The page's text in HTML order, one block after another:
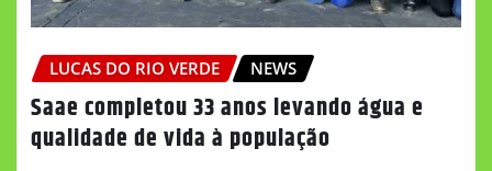
LUCAS DO RIO VERDE NEWS
Saae completou 33 anos levando água e
qualidade de vida à população